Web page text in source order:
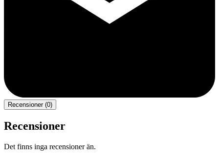
Recensioner (0)
Recensioner
Det finns inga recensioner än.